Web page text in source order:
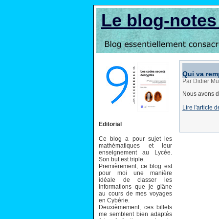
Le blog-
Editorial
Ce blog a pour sujet les
mathématiques et leur
enseignement au Lycée.
Son but est triple.
Premièrement, ce blog est
pour moi une manière
idéale de classer les
informations que je glâne
au cours de mes voyages
en Cybérie.
Deuxièmement, ces billets
me semblent bien adaptés
Qui va
Par Didier
Nous avons
Lire l'article